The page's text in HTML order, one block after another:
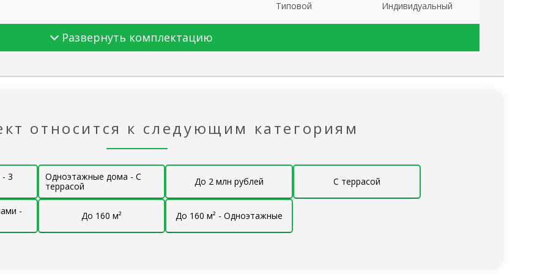
Развернуть комплектацию
Типовой Индивидуальный
этажа
200х200 мм
200х200 мм
Брус обвязки 200 на 200 естественной влажности,
обработанный биозащитой NEOMID 430 ЕСО
относится к следующим категориям
3
Одноэтажные дома - С
террасой
До 2 млн рублей С террасой
-
До 160 м² До 160 м² - Одноэтажные